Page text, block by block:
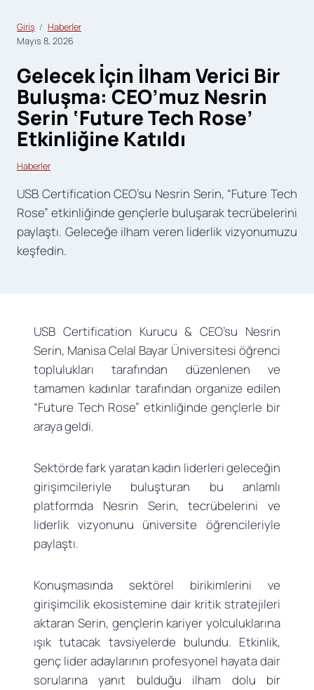
Giriş
Haberler
Mayıs 8, 2026
Gelecek İçin İlham Verici Bir
Buluşma: CEO’muz Nesrin
Serin ‘Future Tech Rose’
Etkinliğine Katıldı
Haberler
USB Certification CEO’su Nesrin Serin, “Future Tech
Rose” etkinliğinde gençlerle buluşarak tecrübelerini
paylaştı. Geleceğe ilham veren liderlik vizyonumuzu
keşfedin.
USB Certification Kurucu & CEO’su Nesrin
Serin, Manisa Celal Bayar Üniversitesi öğrenci
toplulukları tarafından düzenlenen ve
tamamen kadınlar tarafından organize edilen
“Future Tech Rose” etkinliğinde gençlerle bir
araya geldi.
Sektörde fark yaratan kadın liderleri geleceğin
girişimcileriyle buluşturan bu anlamlı
platformda Nesrin Serin, tecrübelerini ve
liderlik vizyonunu üniversite öğrencileriyle
paylaştı.
Konuşmasında sektörel birikimlerini ve
girişimcilik ekosistemine dair kritik stratejileri
aktaran Serin, gençlerin kariyer yolculuklarına
ışık tutacak tavsiyelerde bulundu. Etkinlik,
genç lider adaylarının profesyonel hayata dair
sorularına yanıt bulduğu ilham dolu bir